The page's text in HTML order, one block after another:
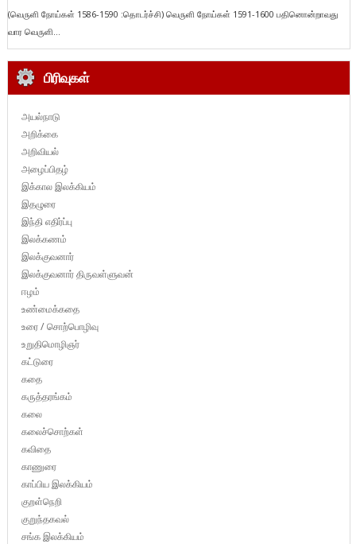
(வெருளி நோய்கள் 1586-1590 :தொடர்ச்சி) வெருளி நோய்கள் 1591-1600 பதினொன்றாவது
வார வெருளி...
பிரிவுகள்
அயல்நாடு
அறிக்கை
அறிவியல்
அழைப்பிதழ்
இக்கால இலக்கியம்
இதழுரை
இந்தி எதிர்ப்பு
இலக்கணம்
இலக்குவனார்
இலக்குவனார் திருவள்ளுவன்
ஈழம்
உண்மைக்கதை
உரை / சொற்பொழிவு
உறுதிமொழிஞர்
கட்டுரை
கதை
கருத்தரங்கம்
கலை
கலைச்சொற்கள்
கவிதை
காணுரை
காப்பிய இலக்கியம்
குறள்நெறி
குறுந்தகவல்
சங்க இலக்கியம்